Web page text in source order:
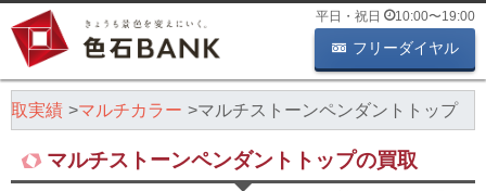
平日・祝日 10:00〜19:00
フリーダイヤル
取実績 マルチカラー マルチストーンペンダントトップ
マルチストーンペンダントトップの買取